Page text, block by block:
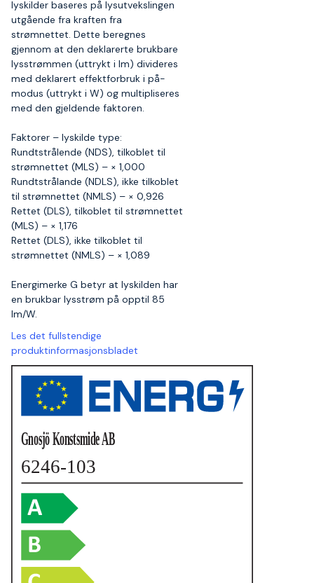
lyskilder baseres på lysutvekslingen
utgående fra kraften fra
strømnettet. Dette beregnes
gjennom at den deklarerte brukbare
lysstrømmen (uttrykt i lm) divideres
med deklarert effektforbruk i på-
modus (uttrykt i W) og multipliseres
med den gjeldende faktoren.
Faktorer – lyskilde type:
Rundtstrålende (NDS), tilkoblet til
strømnettet (MLS) – × 1,000
Rundtstrålande (NDLS), ikke tilkoblet
til strømnettet (NMLS) – × 0,926
Rettet (DLS), tilkoblet til strømnettet
(MLS) – × 1,176
Rettet (DLS), ikke tilkoblet til
strømnettet (NMLS) – × 1,089
Energimerke G betyr at lyskilden har
en brukbar lysstrøm på opptil 85
lm/W.
Les det fullstendige
produktinformasjonsbladet